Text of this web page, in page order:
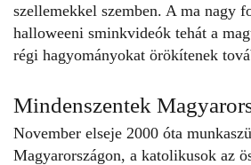
szellemekkel szemben. A ma nagy
halloweeni sminkvideók tehát a
régi hagyományokat örökítenek
Mindenszentek
November elseje 2000 óta
Magyarországon, a katolikusok az